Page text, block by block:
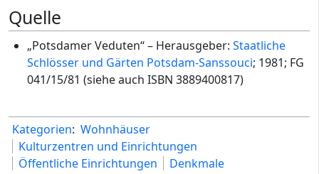
Quelle
„Potsdamer Veduten“ – Herausgeber: Staatliche
Schlösser und Gärten Potsdam-Sanssouci; 1981; FG
041/15/81 (siehe auch ISBN 3889400817)
Kategorien: Wohnhäuser
Kulturzentren und Einrichtungen
Öffentliche Einrichtungen
Denkmale